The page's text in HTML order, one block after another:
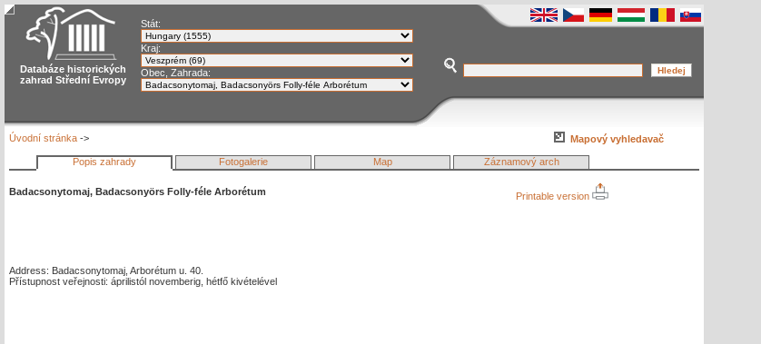
Databáze historických
zahrad Střední Evropy
Stát:
Kraj:
Obec, Zahrada:
Úvodní stránka -> Mapový vyhledavač
Popis zahrady Fotogalerie Map Záznamový arch
Badacsonytomaj, Badacsonyörs Folly-féle Arborétum Printable version
Address: Badacsonytomaj, Arborétum u. 40.
Přístupnost veřejnosti: áprilistól novemberig, hétfő kivételével